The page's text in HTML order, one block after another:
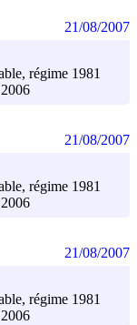
régime 1981
21/08/2007
régime 1981
21/08/2007
régime 1981
21/08/2007